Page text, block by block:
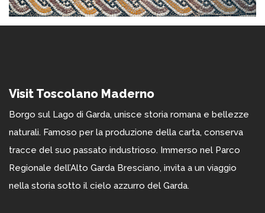
Visit Toscolano Maderno
Borgo sul Lago di Garda, unisce storia romana e bellezze
naturali. Famoso per la produzione della carta, conserva
tracce del suo passato industrioso. Immerso nel Parco
Regionale dell’Alto Garda Bresciano, invita a un viaggio
nella storia sotto il cielo azzurro del Garda.